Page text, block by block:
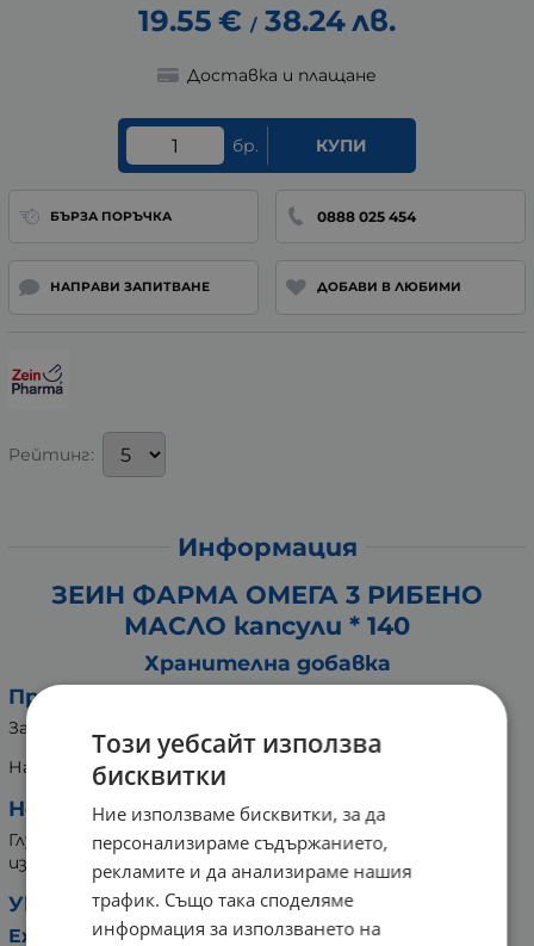
19.55 € / 38.24лв.
Доставка и плащане
бр. КУПИ
БЪРЗА ПОРЪЧКА 0888 025 454
НАПРАВИ ЗАПИТВАНЕ ДОБАВИ В ЛЮБИМИ
Рейтинг:
Информация
ЗЕИН ФАРМА ОМЕГА 3 РИБЕНО
МАСЛО капсули * 140
Хранителна добавка
Предназначение:
За здрава нервна система.
Натурален състав.
Не съдържа:
Глутен, лактоза, ядки, изкуствени оцветители,
изкуствени овкусители, консерванти или ГМО.
Указание за употреба:
Ежедневен прием:
Този уебсайт използва
бисквитки
Ние използваме бисквитки, за да
персонализираме съдържанието,
рекламите и да анализираме нашия
трафик. Също така споделяме
информация за използването на